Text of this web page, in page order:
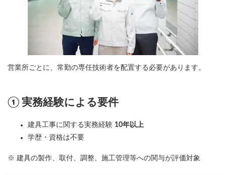
営業所ごとに、常勤の専任技術者を配置する必要があります。
① 実務経験による要件
建具工事に関する実務経験 10年以上
学歴・資格は不要
※ 建具の製作、取付、調整、施工管理等への関与が評価対象